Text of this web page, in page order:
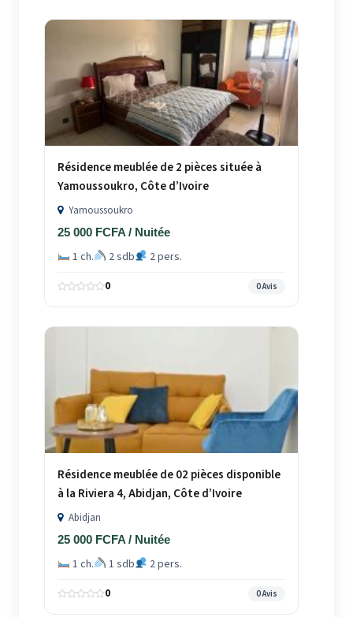
Résidence meublée de 2 pièces située à
Yamoussoukro, Côte d’Ivoire
Yamoussoukro
25 000 FCFA / Nuitée
1 ch. 2 sdb 2 pers.
0 0 Avis
Résidence meublée de 02 pièces disponible
à la Riviera 4, Abidjan, Côte d’Ivoire
Abidjan
25 000 FCFA / Nuitée
1 ch. 1 sdb 2 pers.
0 0 Avis